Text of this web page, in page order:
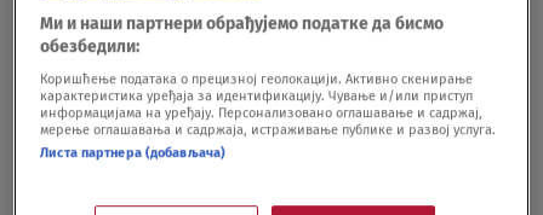
Koje je tvoje mišljenje o ovoj temi?
Učestvuj u diskusiji ili pročitaj komentare
Budite prvi koji će ostaviti komentar
Ми и наши партнери обрађујемо податке да бисмо
обезбедили:
Коришћење података о прецизној геолокацији. Активно скенирање
карактеристика уређаја за идентификацију. Чување и/или приступ
информацијама на уређају. Персонализовано оглашавање и садржај,
мерење оглашавања и садржаја, истраживање публике и развој услуга.
Листа партнера (добављача)